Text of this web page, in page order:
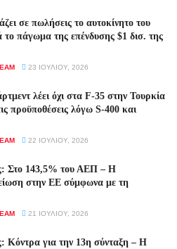
σε πωλήσεις το αυτοκίνητο του
το πάγωμα της επένδυσης $1 δισ. της
23 ΙΟΥΛΊΟΥ, 2026
λέει όχι στα F-35 στην Τουρκία
προϋποθέσεις λόγω S-400 και
22 ΙΟΥΛΊΟΥ, 2026
Στο 143,5% του ΑΕΠ – Η
στην ΕΕ σύμφωνα με τη
21 ΙΟΥΛΊΟΥ, 2026
Κόντρα για την 13η σύνταξη – Η